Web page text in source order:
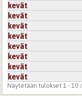
kevät
kevät
kevät
kevät
kevät
kevät
kevät
kevät
Näytetään tulokset 1 - 10